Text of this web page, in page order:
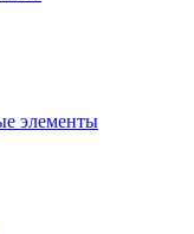
элементы